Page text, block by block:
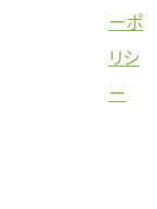
ーポ
リシ
ー